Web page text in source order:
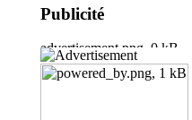
Publicité